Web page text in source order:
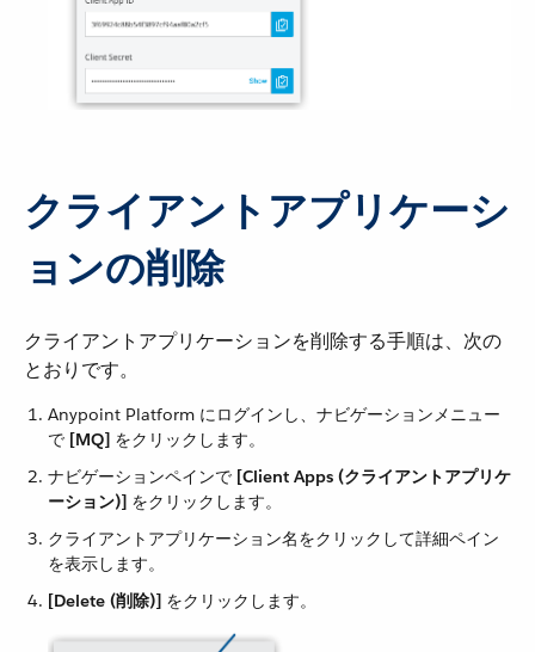
クライアントアプリケーシ
ョンの削除
クライアントアプリケーションを削除する手順は、次の
とおりです。
Anypoint Platform にログインし、ナビゲーションメニュー
で ​ [MQ] ​ をクリックします。
ナビゲーションペインで ​ [Client Apps (クライアントアプリケ
ーション)] ​ をクリックします。
クライアントアプリケーション名をクリックして詳細ペイン
を表示します。
[Delete (削除)] ​ をクリックします。